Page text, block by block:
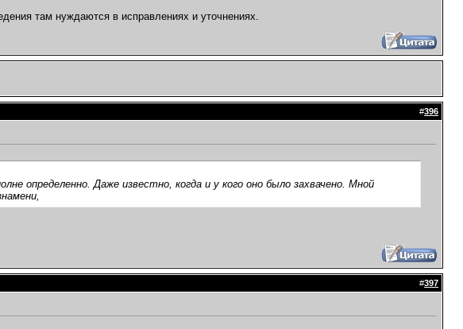
там нуждаются в исправлениях и уточнениях.
#396
определенно. Даже известно, когда и у кого оно было захвачено. Мной
#397